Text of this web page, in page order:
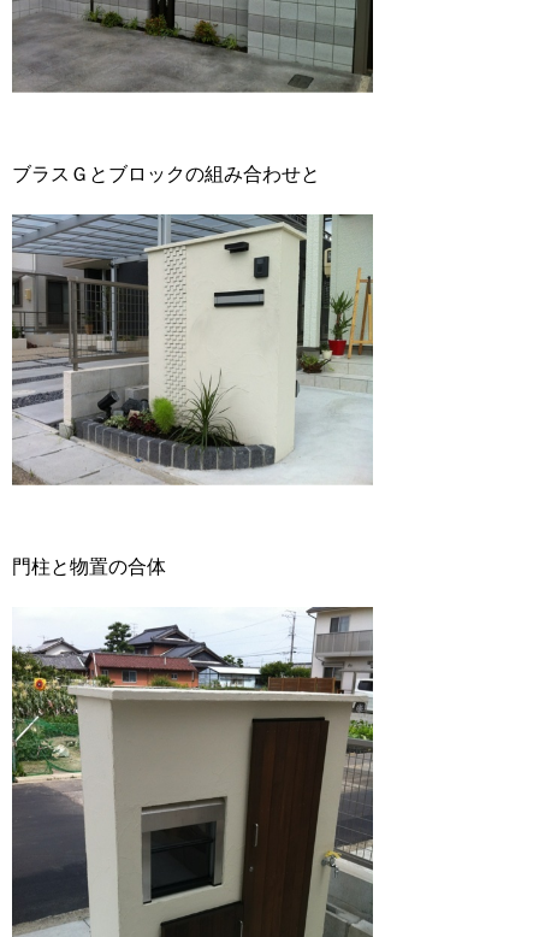
ブラスＧとブロックの組み合わせと
門柱と物置の合体